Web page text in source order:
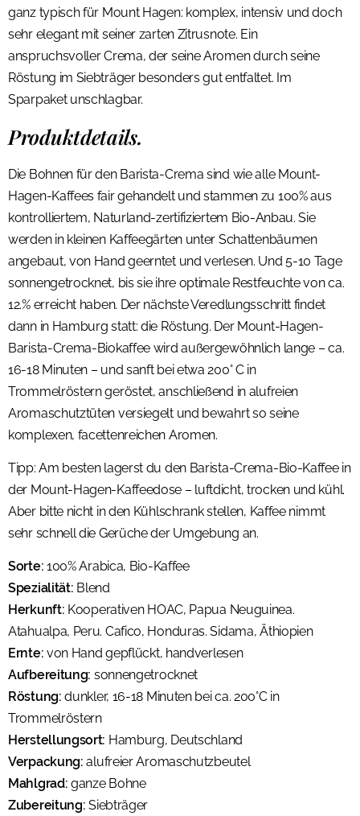
ganz typisch für Mount Hagen: komplex, intensiv und doch
sehr elegant mit seiner zarten Zitrusnote. Ein
anspruchsvoller Crema, der seine Aromen durch seine
Röstung im Siebträger besonders gut entfaltet. Im
Sparpaket unschlagbar.
Produktdetails.
Die Bohnen für den Barista-Crema sind wie alle Mount-
Hagen-Kaffees fair gehandelt und stammen zu 100% aus
kontrolliertem, Naturland-zertifiziertem Bio-Anbau. Sie
werden in kleinen Kaffeegärten unter Schattenbäumen
angebaut, von Hand geerntet und verlesen. Und 5-10 Tage
sonnengetrocknet, bis sie ihre optimale Restfeuchte von ca.
12.% erreicht haben. Der nächste Veredlungsschritt findet
dann in Hamburg statt: die Röstung. Der Mount-Hagen-
Barista-Crema-Biokaffee wird außergewöhnlich lange – ca.
16-18 Minuten – und sanft bei etwa 200° C in
Trommelröstern geröstet, anschließend in alufreien
Aromaschutztüten versiegelt und bewahrt so seine
komplexen, facettenreichen Aromen.
Tipp: Am besten lagerst du den Barista-Crema-Bio-Kaffee in
der Mount-Hagen-Kaffeedose – luftdicht, trocken und kühl.
Aber bitte nicht in den Kühlschrank stellen, Kaffee nimmt
sehr schnell die Gerüche der Umgebung an.
Sorte: 100% Arabica, Bio-Kaffee
Spezialität: Blend
Herkunft: Kooperativen HOAC, Papua Neuguinea.
Atahualpa, Peru. Cafico, Honduras. Sidama, Äthiopien
Ernte: von Hand gepflückt, handverlesen
Aufbereitung: sonnengetrocknet
Röstung: dunkler, 16-18 Minuten bei ca. 200°C in
Trommelröstern
Herstellungsort: Hamburg, Deutschland
Verpackung: alufreier Aromaschutzbeutel
Mahlgrad: ganze Bohne
Zubereitung: Siebträger